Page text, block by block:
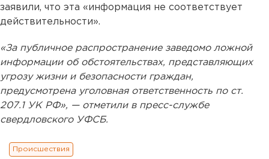
заявили, что эта «информация не соответствует
действительности».
«За публичное распространение заведомо ложной
информации об обстоятельствах, представляющих
угрозу жизни и безопасности граждан,
предусмотрена уголовная ответственность по ст.
207.1 УК РФ», — отметили в пресс-службе
свердловского УФСБ.
Происшествия